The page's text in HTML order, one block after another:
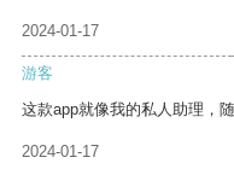
2024-01-17
游客
这款app就像我的私人助理，
2024-01-17